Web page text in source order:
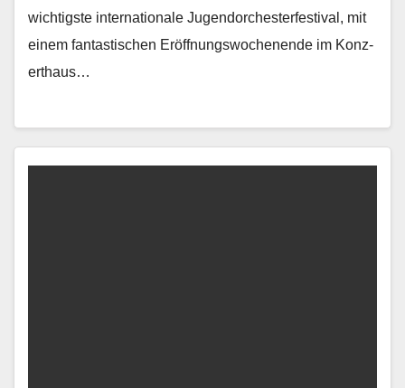
wichtig­ste inter­na­tionale Ju­gendorchesterfestival, mit
einem fan­tastis­chen Eröff­nungswoch­enende im Konz­
erthaus…